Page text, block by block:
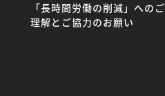
「長時間労働の削減」へのご
理解とご協力のお願い